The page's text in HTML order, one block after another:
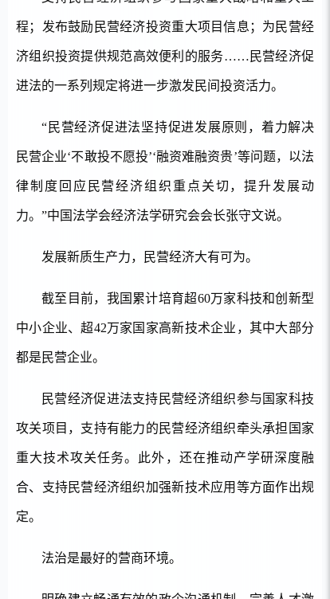
程；发布鼓励民营经济投资重大项目信息；为民营经
济组织投资提供规范高效便利的服务……民营经济促
进法的一系列规定将进一步激发民间投资活力。
“民营经济促进法坚持促进发展原则，着力解决
民营企业‘不敢投不愿投’‘融资难融资贵’等问题，以法
律制度回应民营经济组织重点关切，提升发展动
力。”中国法学会经济法学研究会会长张守文说。
发展新质生产力，民营经济大有可为。
截至目前，我国累计培育超60万家科技和创新型
中小企业、超42万家国家高新技术企业，其中大部分
都是民营企业。
民营经济促进法支持民营经济组织参与国家科技
攻关项目，支持有能力的民营经济组织牵头承担国家
重大技术攻关任务。此外，还在推动产学研深度融
合、支持民营经济组织加强新技术应用等方面作出规
定。
法治是最好的营商环境。